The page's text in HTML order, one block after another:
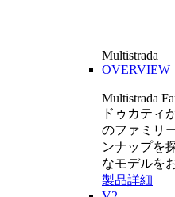
Multistrada
OVERVIEW
Multistrada
ドゥカティ
のファミリ
ンナップを
なモデルを
製品詳細